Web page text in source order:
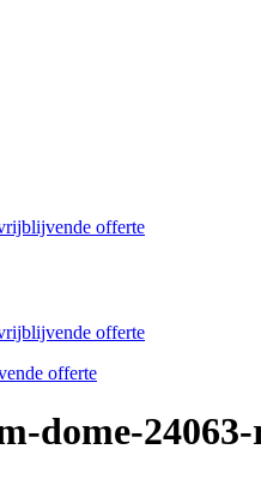
offerte
offerte
offerte
dome-